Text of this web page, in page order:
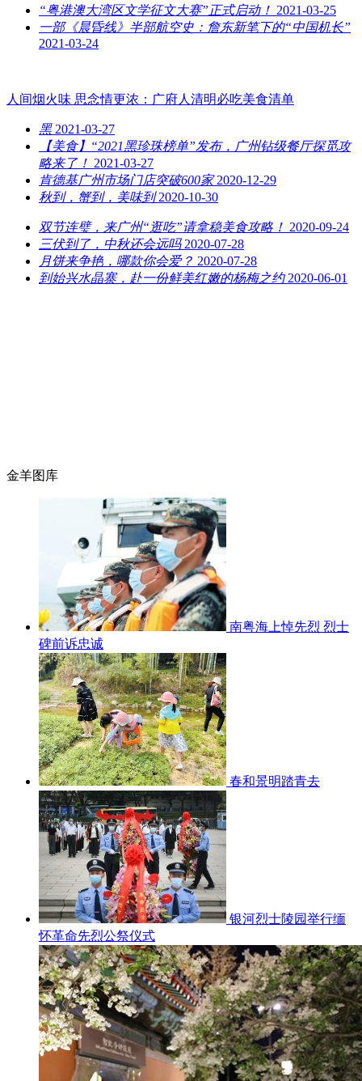
“粤港澳大湾区文学征文大赛”正式启动！ 2021-03-25
一部《晨昏线》半部航空史：詹东新笔下的“中国机长”
2021-03-24
人间烟火味 思念情更浓：广府人清明必吃美食清单
黑 2021-03-27
【美食】“2021黑珍珠榜单”发布，广州钻级餐厅探觅攻
略来了！ 2021-03-27
肯德基广州市场门店突破600家 2020-12-29
秋到，蟹到，美味到 2020-10-30
双节连璧，来广州“逛吃”请拿稳美食攻略！ 2020-09-24
三伏到了，中秋还会远吗 2020-07-28
月饼来争艳，哪款你会爱？ 2020-07-28
到始兴水晶寨，赴一份鲜美红嫩的杨梅之约 2020-06-01
金羊图库
南粤海上悼先烈 烈士
碑前诉忠诚
春和景明踏青去
银河烈士陵园举行缅
怀革命先烈公祭仪式